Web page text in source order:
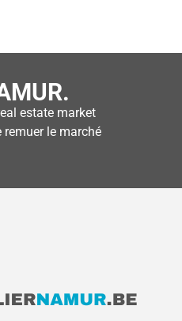
estate market
remuer le marché